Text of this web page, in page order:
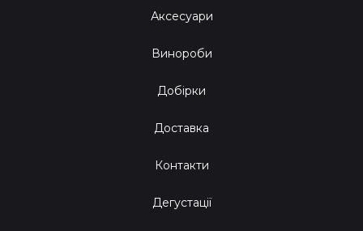
Аксесуари
Винороби
Добірки
Доставка
Контакти
Дегустації